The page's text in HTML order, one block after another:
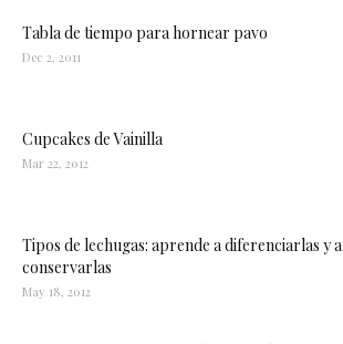
Tabla de tiempo para hornear pavo
Dec 2, 2011
Cupcakes de Vainilla
Mar 22, 2012
Tipos de lechugas: aprende a diferenciarlas y a
conservarlas
May 18, 2012